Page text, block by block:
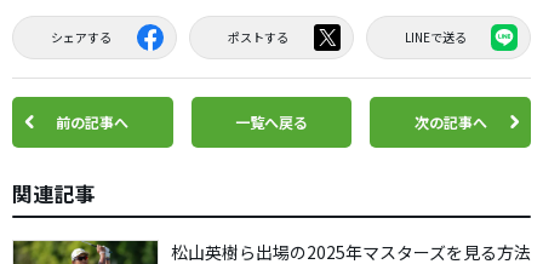
シェアする ポストする LINEで送る
前の記事へ 一覧へ戻る 次の記事へ
関連記事
松山英樹ら出場の2025年マスターズを見る方法